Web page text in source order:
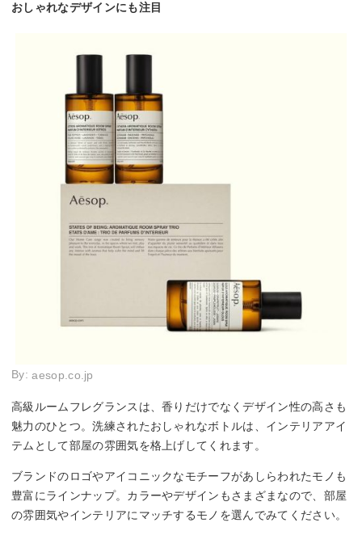
おしゃれなデザインにも注目
By:aesop.co.jp
高級ルームフレグランスは、香りだけでなくデザイン性の高さも
魅力のひとつ。洗練されたおしゃれなボトルは、インテリアアイ
テムとして部屋の雰囲気を格上げしてくれます。
ブランドのロゴやアイコニックなモチーフがあしらわれたモノも
豊富にラインナップ。カラーやデザインもさまざまなので、部屋
の雰囲気やインテリアにマッチするモノを選んでみてください。